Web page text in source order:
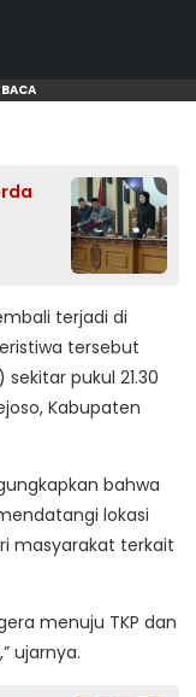
terjadi di
tersebut
pukul 21.30
Kabupaten
bahwa
lokasi
masyarakat terkait
menuju TKP dan
ujarnya.